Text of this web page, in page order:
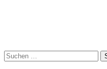
Suchen
nach: